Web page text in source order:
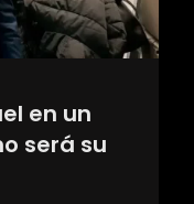
en un
será su